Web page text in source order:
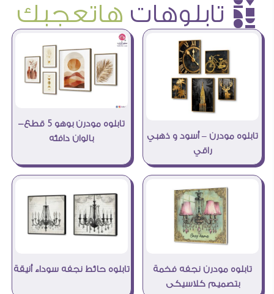
è تابلوهات هاتعجبك
تابلوه مودرن – أسود و ذهبي
راقي
تابلوه مودرن بوهو 5 قطع-
بالوان دافئه
تابلوه مودرن نجفه فخمة
بتصميم كلاسيكى
تابلوه حائط نجفه سوداء أنيقة